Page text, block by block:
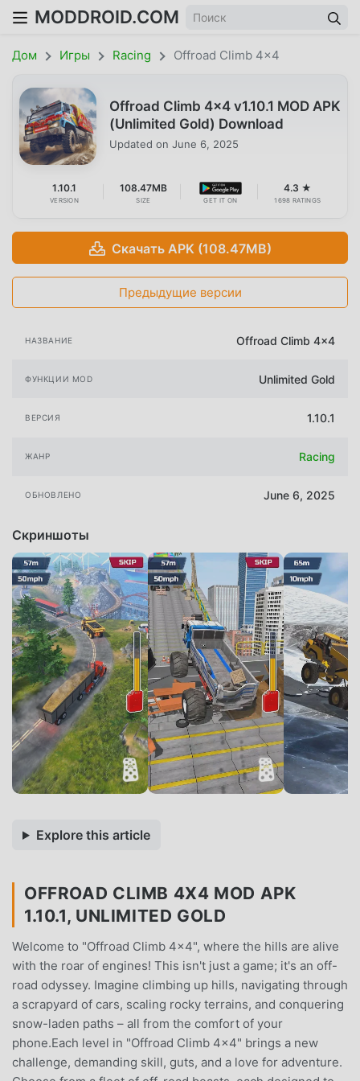
MODDROID.COM
Дом Игры Racing Offroad Climb 4x4
Offroad Climb 4x4 v1.10.1 MOD APK
(Unlimited Gold) Download
Updated on June 6, 2025
1.10.1
VERSION
108.47MB
SIZE GET IT ON
4.3 ★
1698 RATINGS
Скачать APK (108.47MB)
Предыдущие версии
НАЗВАНИЕ Offroad Climb 4x4
ФУНКЦИИ MOD Unlimited Gold
ВЕРСИЯ 1.10.1
ЖАНР Racing
ОБНОВЛЕНО June 6, 2025
Скриншоты
Explore this article
OFFROAD CLIMB 4X4 MOD APK
1.10.1, UNLIMITED GOLD
Welcome to "Offroad Climb 4x4", where the hills are alive
with the roar of engines! This isn't just a game; it's an off-
road odyssey. Imagine climbing up hills, navigating through
a scrapyard of cars, scaling rocky terrains, and conquering
snow-laden paths – all from the comfort of your
phone.Each level in "Offroad Climb 4x4" brings a new
challenge, demanding skill, guts, and a love for adventure.